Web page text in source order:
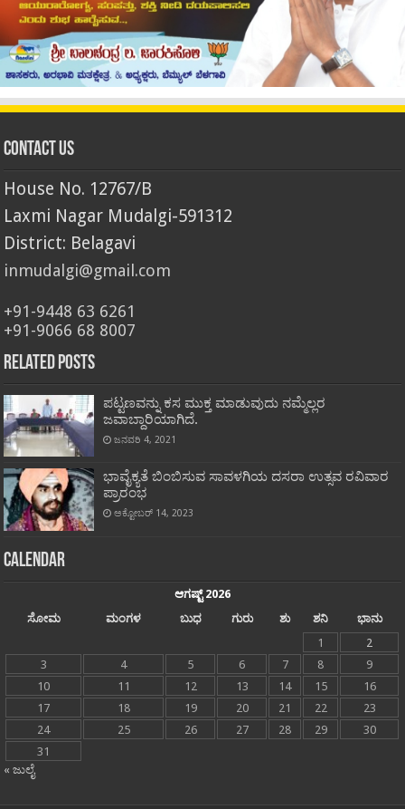
Contact Us
House No. 12767/B
Laxmi Nagar Mudalgi-591312
District: Belagavi
inmudalgi@gmail.com
+91-9448 63 6261
+91-9066 68 8007
Related Posts
ಪಟ್ಟಣವನ್ನು ಕಸ ಮುಕ್ತ ಮಾಡುವುದು ನಮ್ಮೆಲ್ಲರ
ಜವಾಬ್ದಾರಿಯಾಗಿದೆ.
ಜನವರಿ 4, 2021
ಭಾವೈಕ್ಯತೆ ಬಿಂಬಿಸುವ ಸಾವಳಗಿಯ ದಸರಾ ಉತ್ಸವ ರವಿವಾರ
ಪ್ರಾರಂಭ
ಅಕ್ಟೋಬರ್ 14, 2023
Calendar
ಆಗಷ್ಟ್ 2026
ಸೋಮ
ಮಂಗಳ ಬುಧ ಗುರು ಶು ಶನಿ
ಭಾನು
1
2
3
4 5 6 7 8
9
10
11 12 13 14 15
16
17
18 19 20 21 22
23
24
25 26 27 28 29
30
31
« ಜುಲೈ